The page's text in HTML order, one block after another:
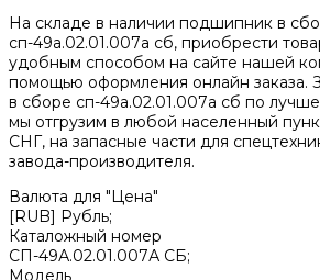
На складе в наличии подшипник в
сп-49а.02.01.007а сб, приобрести
удобным способом на сайте нашей
помощью оформления онлайн заказа.
в сборе сп-49а.02.01.007а сб по
мы отгрузим в любой населенный
СНГ, на запасные части для
завода-производителя.
Валюта для "Цена"
[RUB] Рубль;
Каталожный номер
СП-49А.02.01.007А СБ;
Модель